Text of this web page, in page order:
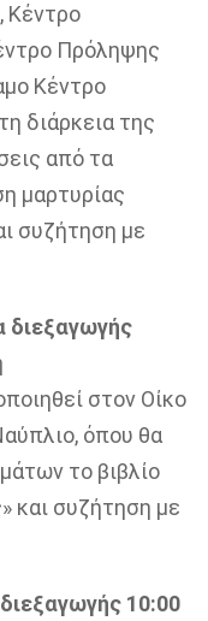
Κέντρο
Πρόληψης
Κέντρο
διάρκεια της
από τα
μαρτυρίας
συζήτηση με
διεξαγωγής
στον Οίκο
όπου θα
το βιβλίο
και συζήτηση με
10:00